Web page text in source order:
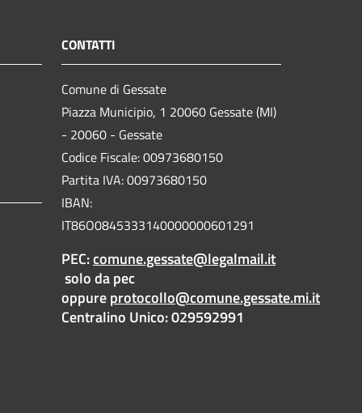
CONTATTI
Comune di Gessate
Piazza Municipio, 1 20060 Gessate (MI)
- 20060 - Gessate
Codice Fiscale: 00973680150
Partita IVA: 00973680150
IBAN:
IT86O0845333140000000601291
PEC:comune.gessate@legalmail.it
solo da pec
oppureprotocollo@comune.gessate.mi.it
Centralino Unico: 029592991